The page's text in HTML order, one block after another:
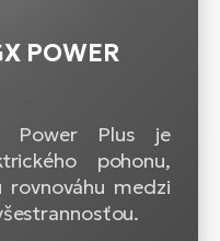
POWER
Power Plus je
pohonu,
rovnováhu medzi